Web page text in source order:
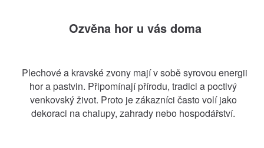
Ozvěna hor u vás doma
Plechové a kravské zvony mají v sobě syrovou energii
hor a pastvin. Připomínají přírodu, tradici a poctivý
venkovský život. Proto je zákazníci často volí jako
dekoraci na chalupy, zahrady nebo hospodářství.